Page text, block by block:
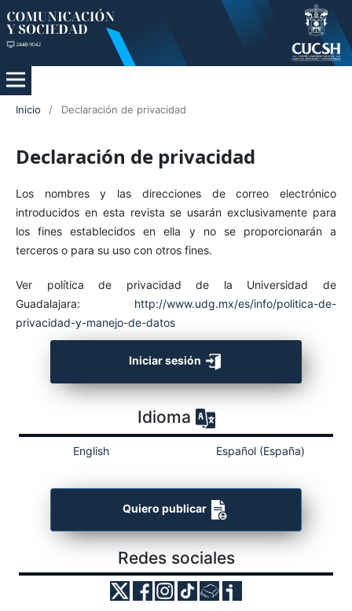
Inicio / Declaración de privacidad
Declaración de privacidad
Los nombres y las direcciones de correo electrónico
introducidos en esta revista se usarán exclusivamente para
los fines establecidos en ella y no se proporcionarán a
terceros o para su uso con otros fines.
Ver política de privacidad de la Universidad de
Guadalajara: http://www.udg.mx/es/info/politica-de-
privacidad-y-manejo-de-datos
Iniciar sesión
Idioma
English Español (España)
Quiero publicar
Redes sociales